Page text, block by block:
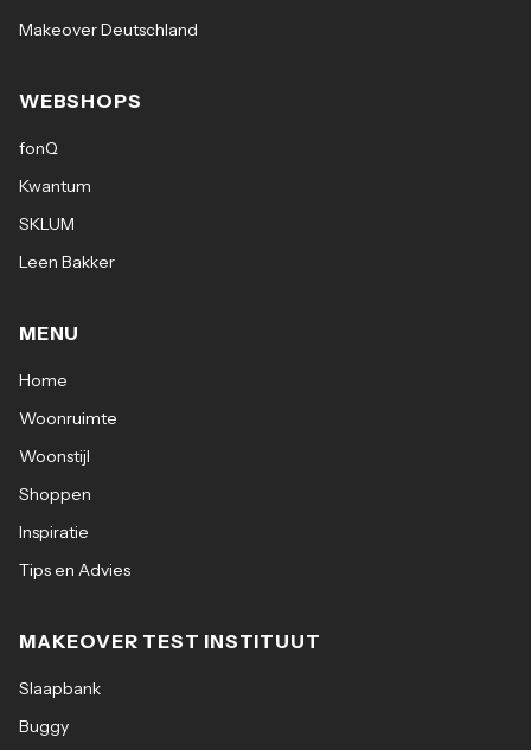
Makeover Deutschland
WEBSHOPS
fonQ
Kwantum
SKLUM
Leen Bakker
MENU
Home
Woonruimte
Woonstijl
Shoppen
Inspiratie
Tips en Advies
MAKEOVER TEST INSTITUUT
Slaapbank
Buggy